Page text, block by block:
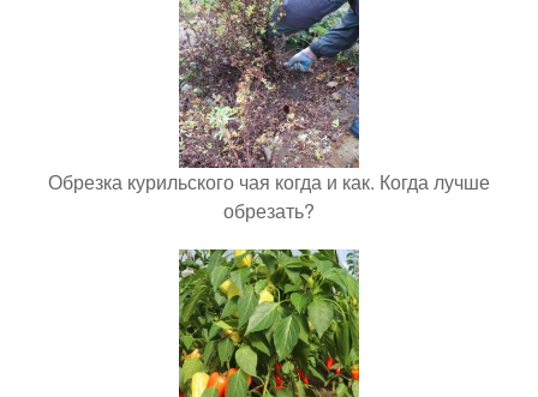
Обрезка курильского чая когда и как. Когда лучше
обрезать?